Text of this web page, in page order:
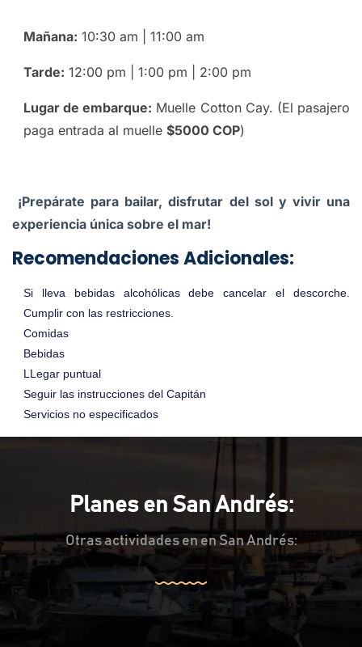
Mañana: 10:30 am | 11:00 am
Tarde: 12:00 pm | 1:00 pm | 2:00 pm
Lugar de embarque: Muelle Cotton Cay. (El pasajero
paga entrada al muelle $5000 COP)
¡Prepárate para bailar, disfrutar del sol y vivir una
experiencia única sobre el mar!
Recomendaciones Adicionales:
Si lleva bebidas alcohólicas debe cancelar el descorche.
Cumplir con las restricciones.
Comidas
Bebidas
LLegar puntual
Seguir las instrucciones del Capitán
Servicios no especificados
Planes en San Andrés:
Otras actividades en en San Andrés: